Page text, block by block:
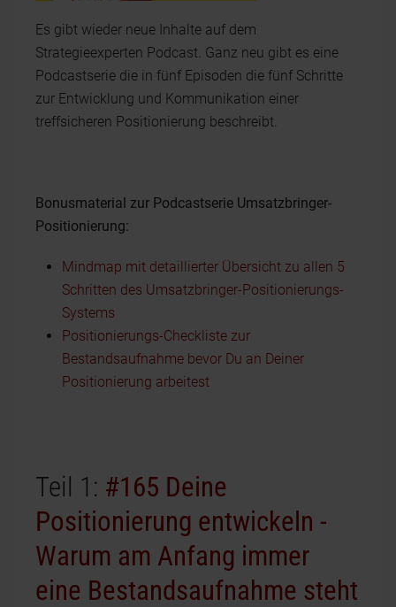
Es gibt wieder neue Inhalte auf dem
Strategieexperten Podcast. Ganz neu gibt es eine
Podcastserie die in fünf Episoden die fünf Schritte
zur Entwicklung und Kommunikation einer
treffsicheren Positionierung beschreibt.
Bonusmaterial zur Podcastserie Umsatzbringer-
Positionierung:
Mindmap mit detaillierter Übersicht zu allen 5
Schritten des Umsatzbringer-Positionierungs-
Systems
Positionierungs-Checkliste zur
Bestandsaufnahme bevor Du an Deiner
Positionierung arbeitest
Teil 1: #165 Deine
Positionierung entwickeln -
Warum am Anfang immer
eine Bestandsaufnahme steht